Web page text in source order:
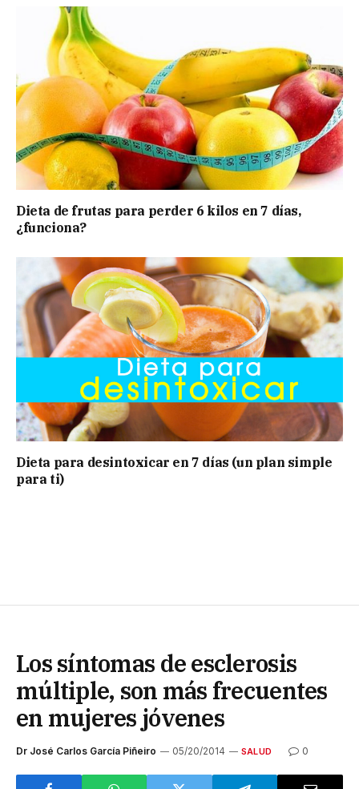
Dieta de frutas para perder 6 kilos en 7 días,
¿funciona?
Dieta para desintoxicar en 7 días (un plan simple
para ti)
Los síntomas de esclerosis
múltiple, son más frecuentes
en mujeres jóvenes
Dr José Carlos García Piñeiro 05/20/2014 SALUD 0